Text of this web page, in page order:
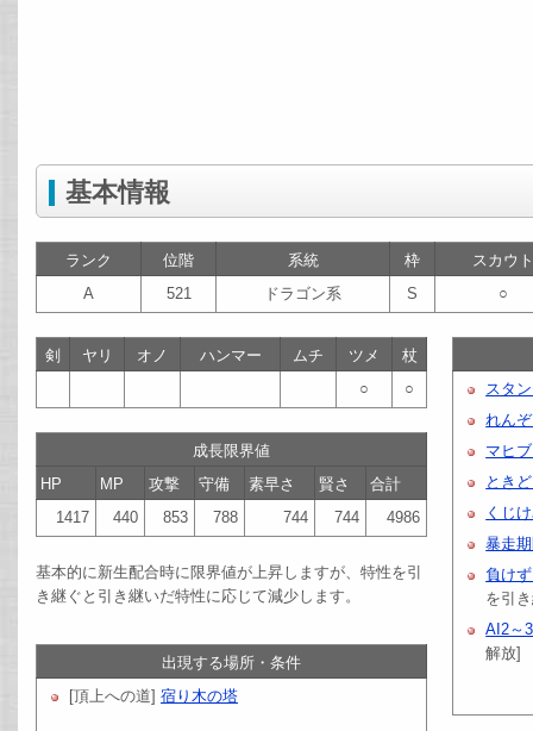
基本情報
ランク 位階 系統 枠
スカウト
A
521 ドラゴン系 S ○
剣 ヤリ オノ ハンマー ムチ ツメ
杖
○
○
成長限界値
HP
MP 攻撃 守備 素早さ 賢さ
合計
1417
440 853 788 744 744 4986
基本的に新生配合時に限界値が上昇しますが、特性を引
き継ぐと引き継いだ特性に応じて減少します。
出現する場所・条件
[頂上への道] 宿り木の塔
スタ
れん
マヒ
とき
くじ
暴走
負け
を引
AI2～
解放]